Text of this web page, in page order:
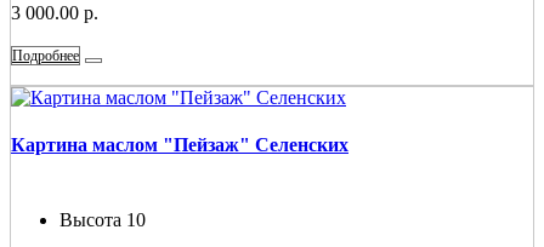
3 000.00 р.
Подробнее
Картина маслом "Пейзаж" Селенских
Высота 10